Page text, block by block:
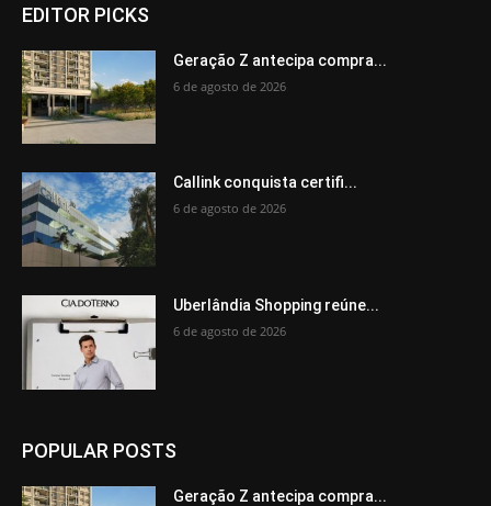
EDITOR PICKS
Geração Z antecipa compra...
6 de agosto de 2026
Callink conquista certifi...
6 de agosto de 2026
Uberlândia Shopping reúne...
6 de agosto de 2026
POPULAR POSTS
Geração Z antecipa compra...